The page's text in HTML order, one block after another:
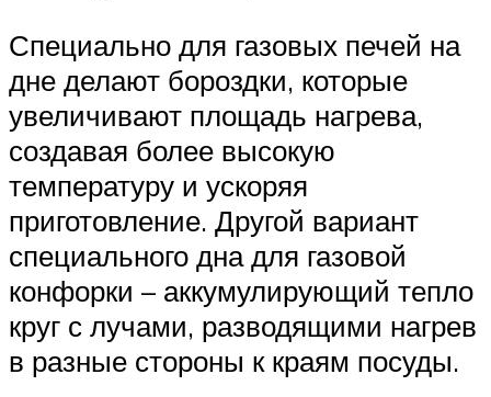
Специально для газовых печей на
дне делают бороздки, которые
увеличивают площадь нагрева,
создавая более высокую
температуру и ускоряя
приготовление. Другой вариант
специального дна для газовой
конфорки – аккумулирующий тепло
круг с лучами, разводящими нагрев
в разные стороны к краям посуды.